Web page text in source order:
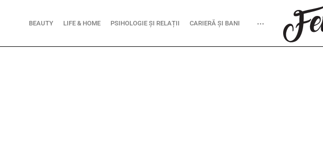
BEAUTY LIFE & HOME PSIHOLOGIE ȘI RELAȚII CARIERĂ ȘI BANI ...